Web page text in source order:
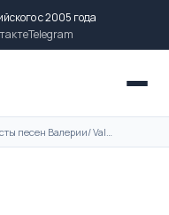
с 2005 года
Telegram
Тексты песен Валерии/ Valeriya на английском языке, слова песен бесплатно